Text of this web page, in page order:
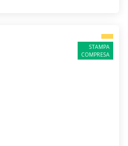
STAMPA
COMPRESA